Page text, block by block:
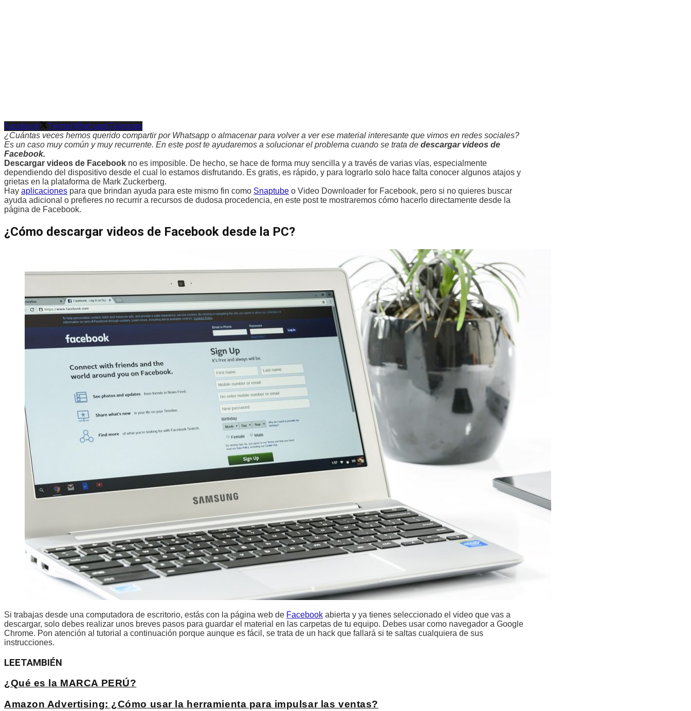
Facebook TwitterWhatsappTelegram
¿Cuántas veces hemos querido compartir por Whatsapp o almacenar para volver a ver ese material interesante que vimos en redes sociales?
Es un caso muy común y muy recurrente. En este post te ayudaremos a solucionar el problema cuando se trata de descargar videos de
Facebook.
Descargar videos de Facebook no es imposible. De hecho, se hace de forma muy sencilla y a través de varias vías, especialmente
dependiendo del dispositivo desde el cual lo estamos disfrutando. Es gratis, es rápido, y para lograrlo solo hace falta conocer algunos atajos y
grietas en la plataforma de Mark Zuckerberg.
Hay aplicaciones para que brindan ayuda para este mismo fin como Snaptube o Video Downloader for Facebook, pero si no quieres buscar
ayuda adicional o prefieres no recurrir a recursos de dudosa procedencia, en este post te mostraremos cómo hacerlo directamente desde la
página de Facebook.
¿Cómo descargar videos de Facebook desde la PC?
Si trabajas desde una computadora de escritorio, estás con la página web de Facebook abierta y ya tienes seleccionado el video que vas a
descargar, solo debes realizar unos breves pasos para guardar el material en las carpetas de tu equipo. Debes usar como navegador a Google
Chrome. Pon atención al tutorial a continuación porque aunque es fácil, se trata de un hack que fallará si te saltas cualquiera de sus
instrucciones.
LEETAMBIÉN
¿Qué es la MARCA PERÚ?
Amazon Advertising: ¿Cómo usar la herramienta para impulsar las ventas?